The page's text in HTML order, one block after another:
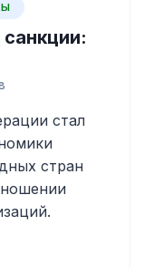
стал
стран